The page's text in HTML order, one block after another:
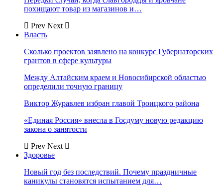
похищают товар из магазинов и…
Prev Next
Власть
Сколько проектов заявлено на конкурс Губернаторских
грантов в сфере культуры
Между Алтайским краем и Новосибирской областью
определили точную границу
Виктор Журавлев избран главой Троицкого района
«Единая Россия» внесла в Госдуму новую редакцию
закона о занятости
Prev Next
Здоровье
Новый год без последствий. Почему праздничные
каникулы становятся испытанием для…